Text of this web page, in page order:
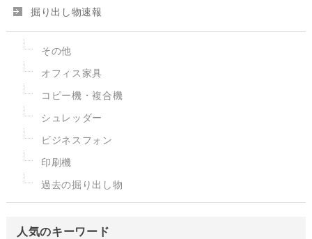
掘り出し物速報
その他
オフィス家具
コピー機・複合機
シュレッダー
ビジネスフォン
印刷機
過去の掘り出し物
人気のキーワード